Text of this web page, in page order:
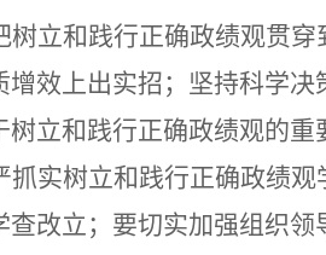
立和践行正确政绩观贯
效上出实招；坚持科学
立和践行正确政绩观的重
抓实树立和践行正确政绩
查改立；要切实加强组织领